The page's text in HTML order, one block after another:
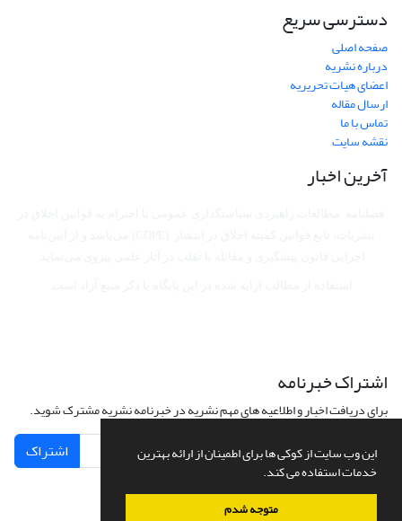
این وب سایت از کوکی ها برای اطمینان از ارائه بهترین
خدمات استفاده می کند.
متوجه شدم
دسترسی سریع
صفحه اصلی
درباره نشریه
اعضای هیات تحریریه
ارسال مقاله
تماس با ما
نقشه سایت
آخرین اخبار
اشتراک خبرنامه
برای دریافت اخبار و اطلاعیه های مهم نشریه در خبرنامه نشریه مشترک شوید.
اشتراک